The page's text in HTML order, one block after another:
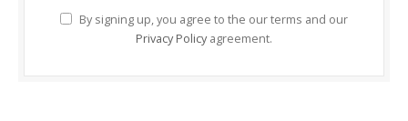
By signing up, you agree to the our terms and our
Privacy Policy agreement.